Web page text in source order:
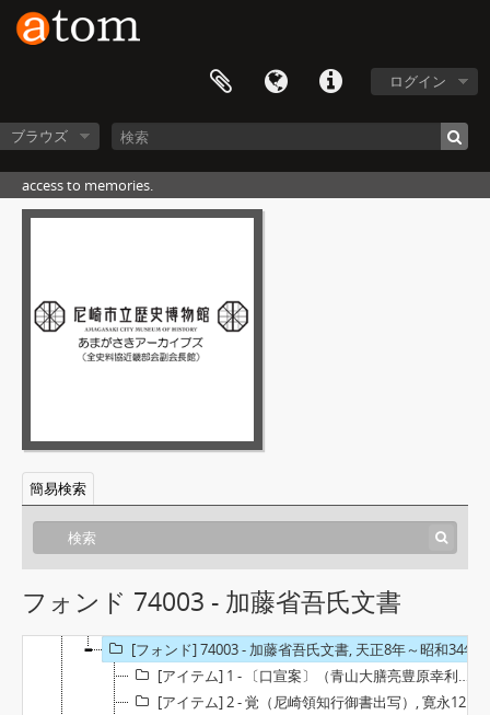
ログイン
ブラウズ
access to memories.
簡易検索
フォンド 74003 - 加藤省吾氏文書
003 - 古文書・近現代文書類
[フォンド] 74003 - 加藤省吾氏文書, 天正8年～昭和34年
[アイテム] 1 - 〔口宣案〕（青山大膳亮豊原幸利宣叙従五位下）, 寛永10.12.29
[アイテム] 2 - 覚（尼崎領知行御書出写）, 寛永12.7.29